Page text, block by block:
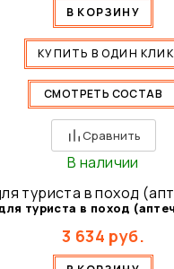
В КОРЗИНУ
КУПИТЬ В ОДИН КЛИК
СМОТРЕТЬ СОСТАВ
Сравнить
В наличии
туриста в поход
3 634 руб.